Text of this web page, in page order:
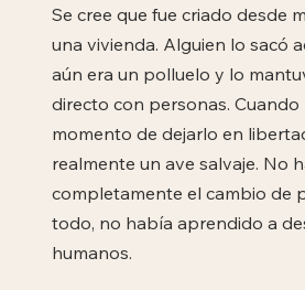
Se cree que fue criado desde
una vivienda. Alguien lo sacó
aún era un polluelo y lo
directo con personas. Cuando
momento de dejarlo en
realmente un ave salvaje. No
completamente el cambio de
todo, no había aprendido a
humanos.